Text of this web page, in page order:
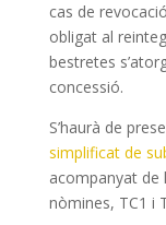
cas de
obligat al
bestretes
concessió.
S’haurà de
simplificat de
acompanyat de
nòmines, TC1 i